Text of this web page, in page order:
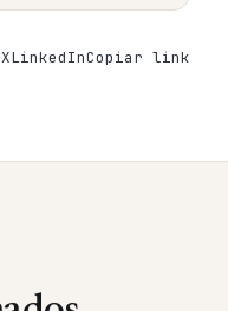
XLinkedInCopiar link